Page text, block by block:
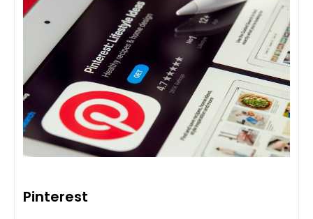
Pinterest